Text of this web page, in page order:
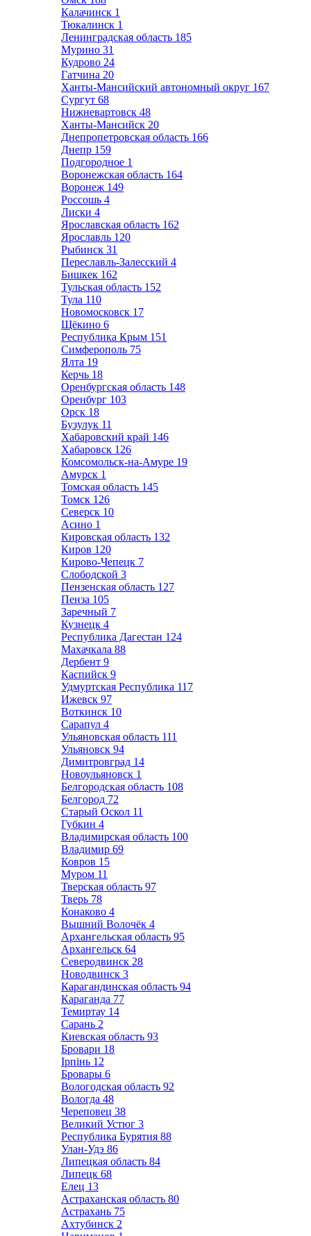
Калачинск 1
Тюкалинск 1
Ленинградская область 185
Мурино 31
Кудрово 24
Гатчина 20
Ханты-Мансийский автономный округ 167
Сургут 68
Нижневартовск 48
Ханты-Мансийск 20
Днепропетровская область 166
Днепр 159
Подгородное 1
Воронежская область 164
Воронеж 149
Россошь 4
Лиски 4
Ярославская область 162
Ярославль 120
Рыбинск 31
Переславль-Залесский 4
Бишкек 162
Тульская область 152
Тула 110
Новомосковск 17
Щёкино 6
Республика Крым 151
Симферополь 75
Ялта 19
Керчь 18
Оренбургская область 148
Оренбург 103
Орск 18
Бузулук 11
Хабаровский край 146
Хабаровск 126
Комсомольск-на-Амуре 19
Амурск 1
Томская область 145
Томск 126
Северск 10
Асино 1
Кировская область 132
Киров 120
Кирово-Чепецк 7
Слободской 3
Пензенская область 127
Пенза 105
Заречный 7
Кузнецк 4
Республика Дагестан 124
Махачкала 88
Дербент 9
Каспийск 9
Удмуртская Республика 117
Ижевск 97
Воткинск 10
Сарапул 4
Ульяновская область 111
Ульяновск 94
Димитровград 14
Новоульяновск 1
Белгородская область 108
Белгород 72
Старый Оскол 11
Губкин 4
Владимирская область 100
Владимир 69
Ковров 15
Муром 11
Тверская область 97
Тверь 78
Конаково 4
Вышний Волочёк 4
Архангельская область 95
Архангельск 64
Северодвинск 28
Новодвинск 3
Карагандинская область 94
Караганда 77
Темиртау 14
Сарань 2
Киевская область 93
Бровари 18
Ірпінь 12
Бровары 6
Вологодская область 92
Вологда 48
Череповец 38
Великий Устюг 3
Республика Бурятия 88
Улан-Удэ 86
Липецкая область 84
Липецк 68
Елец 13
Астраханская область 80
Астрахань 75
Ахтубинск 2